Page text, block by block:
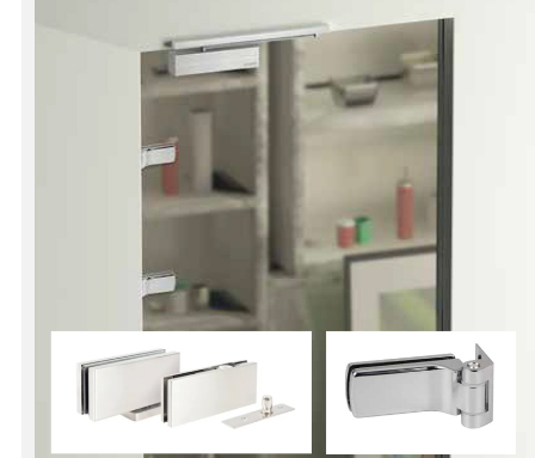
EXEMPLES, RÉALISATIONS, INSPIRATIONS
COMMENT COUPER DU VERRE ?
CONSEILS / AIDE
A PROPOS DE LA LIVRAISON
COMPTE PRO
MON PANIER
PLAN DU SITE